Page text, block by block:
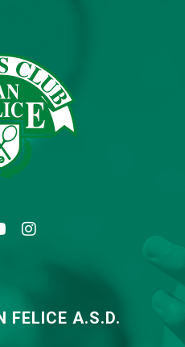
FELICE A.S.D.